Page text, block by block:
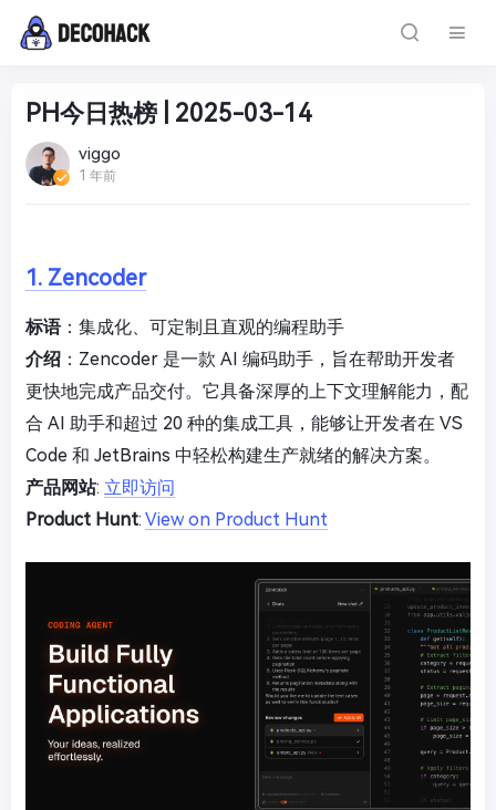
PH今日热榜 | 2025-03-14
viggo
1 年前
1. Zencoder
标语：集成化、可定制且直观的编程助手
介绍 ：Zencoder 是一款 AI 编码助手，旨在帮助开发者
更快地完成产品交付。它具备深厚的上下文理解能力，配
合 AI 助手和超过 20 种的集成工具，能够让开发者在 VS
Code 和 JetBrains 中轻松构建生产就绪的解决方案。
产品网站: 立即访问
Product Hunt: View on Product Hunt